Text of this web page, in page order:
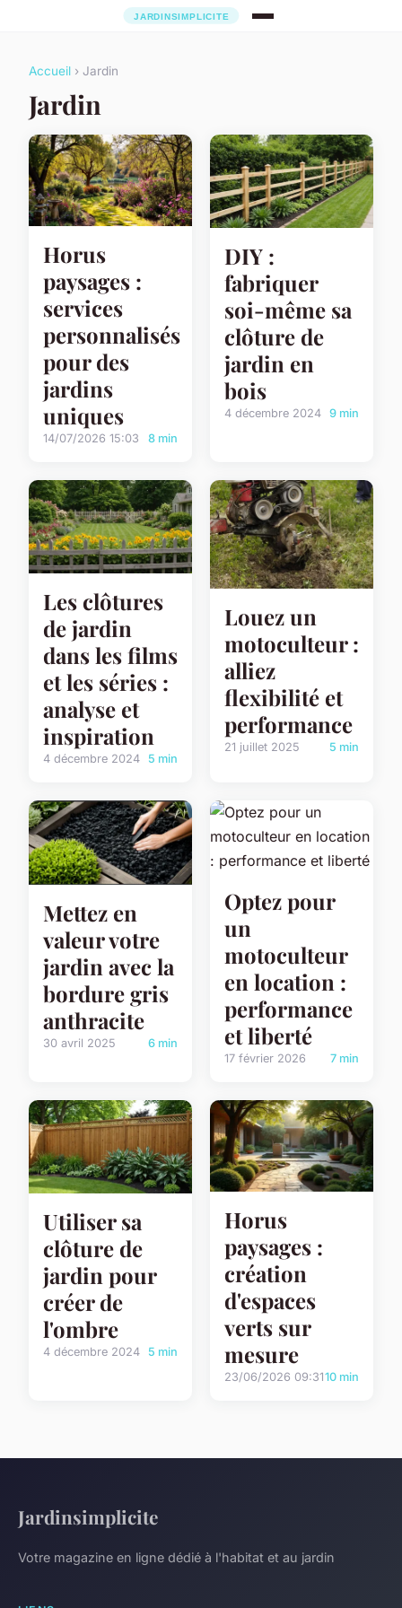
Accueil › Jardin
Jardin
Horus
paysages :
services
personnalisés
pour des
jardins
uniques
14/07/2026 15:03 8 min
DIY :
fabriquer
soi-même sa
clôture de
jardin en
bois
4 décembre 2024 9 min
Les clôtures
de jardin
dans les films
et les séries :
analyse et
inspiration
4 décembre 2024 5 min
Louez un
motoculteur :
alliez
flexibilité et
performance
21 juillet 2025 5 min
Mettez en
valeur votre
jardin avec la
bordure gris
anthracite
30 avril 2025 6 min
Optez pour
un
motoculteur
en location :
performance
et liberté
17 février 2026 7 min
Utiliser sa
clôture de
jardin pour
créer de
l'ombre
4 décembre 2024 5 min
Horus
paysages :
création
d'espaces
verts sur
mesure
23/06/2026 09:3110 min
Jardinsimplicite
Votre magazine en ligne dédié à l'habitat et au jardin